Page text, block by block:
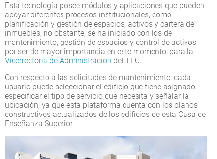
Esta tecnología posee módulos y aplicaciones que pueden
apoyar diferentes procesos institucionales, como
planificación y gestión de espacios, activos y cartera de
inmuebles; no obstante, se ha iniciado con los de
mantenimiento, gestión de espacios y control de activos
por ser de mayor importancia en este momento, para la
Vicerrectoría de Administración del TEC.
Con respecto a las solicitudes de mantenimiento, cada
usuario puede seleccionar el edificio que tiene asignado,
especificar el tipo de servicio que necesita y señalar la
ubicación, ya que esta plataforma cuenta con los planos
constructivos actualizados de los edificios de esta Casa de
Enseñanza Superior.